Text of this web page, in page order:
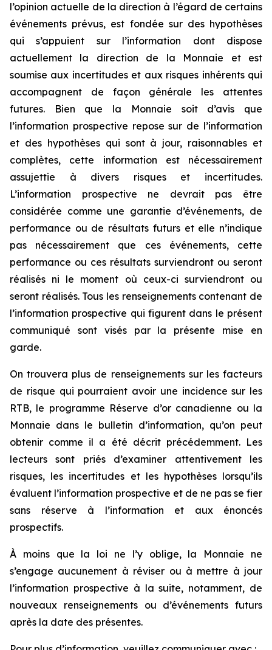
l’opinion actuelle de la direction à l’égard de certains
événements prévus, est fondée sur des hypothèses
qui s’appuient sur l’information dont dispose
actuellement la direction de la Monnaie et est
soumise aux incertitudes et aux risques inhérents qui
accompagnent de façon générale les attentes
futures. Bien que la Monnaie soit d’avis que
l’information prospective repose sur de l’information
et des hypothèses qui sont à jour, raisonnables et
complètes, cette information est nécessairement
assujettie à divers risques et incertitudes.
L’information prospective ne devrait pas être
considérée comme une garantie d’événements, de
performance ou de résultats futurs et elle n’indique
pas nécessairement que ces événements, cette
performance ou ces résultats surviendront ou seront
réalisés ni le moment où ceux-ci surviendront ou
seront réalisés. Tous les renseignements contenant de
l’information prospective qui figurent dans le présent
communiqué sont visés par la présente mise en
garde.
On trouvera plus de renseignements sur les facteurs
de risque qui pourraient avoir une incidence sur les
RTB, le programme Réserve d’or canadienne ou la
Monnaie dans le bulletin d’information, qu’on peut
obtenir comme il a été décrit précédemment. Les
lecteurs sont priés d’examiner attentivement les
risques, les incertitudes et les hypothèses lorsqu’ils
évaluent l’information prospective et de ne pas se fier
sans réserve à l’information et aux énoncés
prospectifs.
À moins que la loi ne l’y oblige, la Monnaie ne
s’engage aucunement à réviser ou à mettre à jour
l’information prospective à la suite, notamment, de
nouveaux renseignements ou d’événements futurs
après la date des présentes.